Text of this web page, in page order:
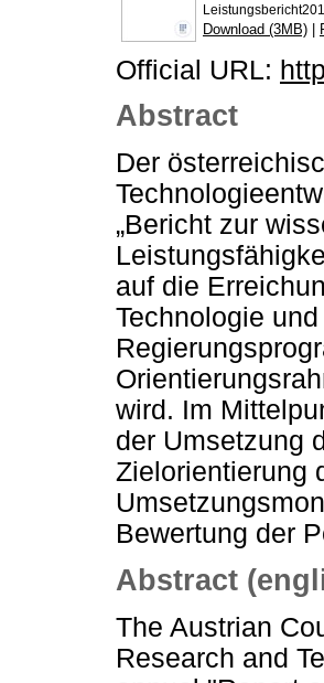
Download (3MB) |
Official URL:
Abstract
Der
„Bericht zur
auf die
Technologie
wird. Im
der Umsetzung
Zielorientierung
Bewertung der
Abstract
The Austrian
Research and